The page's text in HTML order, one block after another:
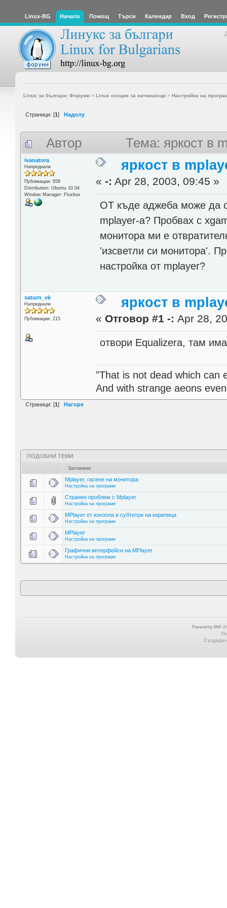
Linux-BG Начало Помощ Търси Календар Вход
Linux за българи: Форуми> Linux секция за начинаещи> Настройка на
Страници: [1] Надолу
Автор Тема: яркост в
ivanatora
Напреднали
Публикации: 658
Distribution: Ubuntu 10.04
Window Manager: Fluxbox
яркост в
«-: Apr 28, 2003, 09:45 »
ОТ къде аджеба може да
mplayer-a? Пробвах с
монитора ми е
'изсветли си монитора'.
настройка от mplayer?
saturn_vk
Напреднали
Публикации: 215
яркост в
« Отговор #1 -: Apr 28,
отвори Equalizera, там
"That is not dead which can
And with strange aeons
Страници: [1] Нагоре
ПОДОБНИ ТЕМИ
Заглавие
Mplayer, гасене на монитора
Настройка на програми
Странен проблем с Mplayer
Настройка на програми
MPlayer от конзола и субтитри на кирилица
Настройка на програми
MPlayer
Настройка на програми
Графични интерфейси на MPlayer.
Настройка на програми
Powered by SMF